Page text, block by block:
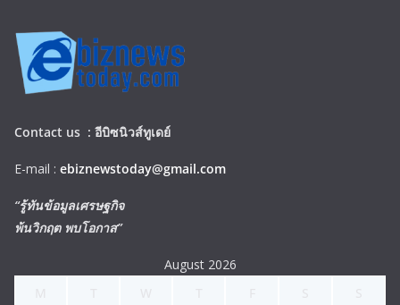
Contact us : อีบิซนิวส์ทูเดย์
E-mail : ebiznewstoday@gmail.com
“รู้ทันข้อมูลเศรษฐกิจ
พ้นวิกฤต พบโอกาส”
August 2026